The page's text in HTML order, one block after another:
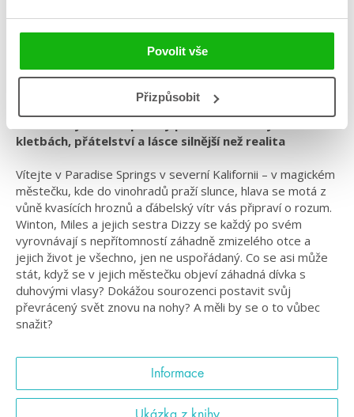
Povolit vše
Přizpůsobit
Žánr: Contemporary
#rodinnédrama
#standalone
kletbách, přátelství a lásce silnější než realita
Vítejte v Paradise Springs v severní Kalifornii – v magickém
městečku, kde do vinohradů praží slunce, hlava se motá z
vůně kvasících hroznů a ďábelský vítr vás připraví o rozum.
Winton, Miles a jejich sestra Dizzy se každý po svém
vyrovnávají s nepřítomností záhadně zmizelého otce a
jejich život je všechno, jen ne uspořádaný. Co se asi může
stát, když se v jejich městečku objeví záhadná dívka s
duhovými vlasy? Dokážou sourozenci postavit svůj
převrácený svět znovu na nohy? A měli by se o to vůbec
snažit?
Informace